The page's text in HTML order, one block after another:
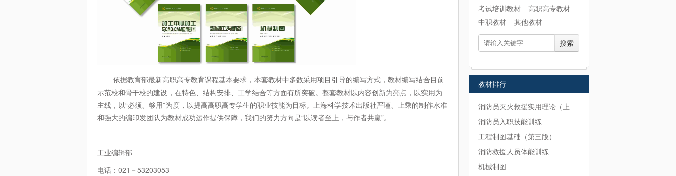
依据教育部最新高职高专教育课程基本要求，本套教材中多数采用项目引导的编写方式，教材编写结合目前
示范校和骨干校的建设，在特色、结构安排、工学结合等方面有所突破。整套教材以内容创新为亮点，以实用为
主线，以“必须、够用”为度，以提高高职高专学生的职业技能为目标。上海科学技术出版社严谨、上乘的制作水准
和强大的编印发团队为教材成功运作提供保障，我们的努力方向是“以读者至上，与作者共赢”。
工业编辑部
电话：021－53203053
考试培训教材
高职高专教材
中职教材
其他教材
搜索
教材排行
消防员灭火救援实用理论（上
消防员入职技能训练
工程制图基础（第三版）
消防救援人员体能训练
机械制图